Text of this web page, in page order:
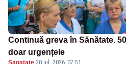
Continuă greva în Sănătate.
doar urgențele
Sanatate·30 iul. 2026, 07:51